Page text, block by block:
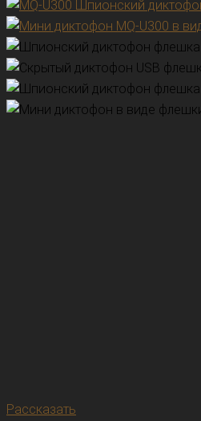
Рассказать